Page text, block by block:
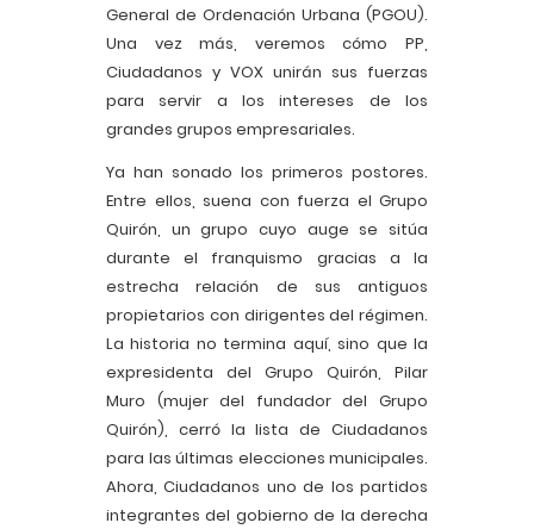
General de Ordenación Urbana (PGOU).
Una vez más, veremos cómo PP,
Ciudadanos y VOX unirán sus fuerzas
para servir a los intereses de los
grandes grupos empresariales.
Ya han sonado los primeros postores.
Entre ellos, suena con fuerza el Grupo
Quirón, un grupo cuyo auge se sitúa
durante el franquismo gracias a la
estrecha relación de sus antiguos
propietarios con dirigentes del régimen.
La historia no termina aquí, sino que la
expresidenta del Grupo Quirón, Pilar
Muro (mujer del fundador del Grupo
Quirón), cerró la lista de Ciudadanos
para las últimas elecciones municipales.
Ahora, Ciudadanos uno de los partidos
integrantes del gobierno de la derecha